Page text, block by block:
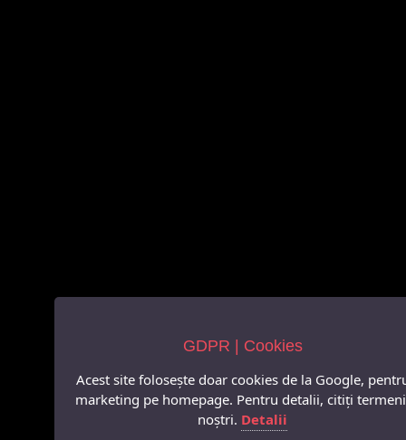
GDPR | Cookies
Acest site folosește doar cookies de la Google,
marketing pe homepage. Pentru detalii, citiți
noștri. Detalii